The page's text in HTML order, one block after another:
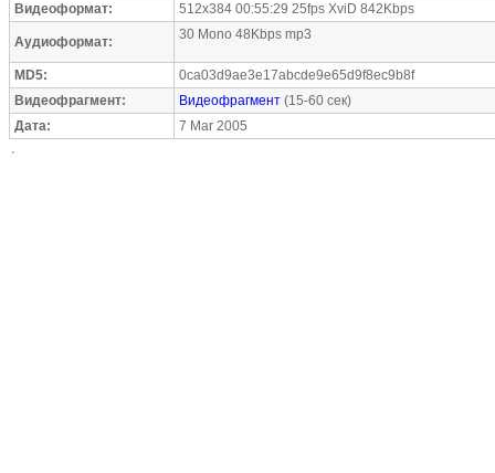
Видеоформат:
512x384 00:55:29 25fps XviD 842Kbps
Аудиоформат: 30 Mono 48Kbps mp3
MD5:
0ca03d9ae3e17abcde9e65d9f8ec9b8f
Видеофрагмент:
Видеофрагмент (15-60 сек)
Дата:
7 Mar 2005